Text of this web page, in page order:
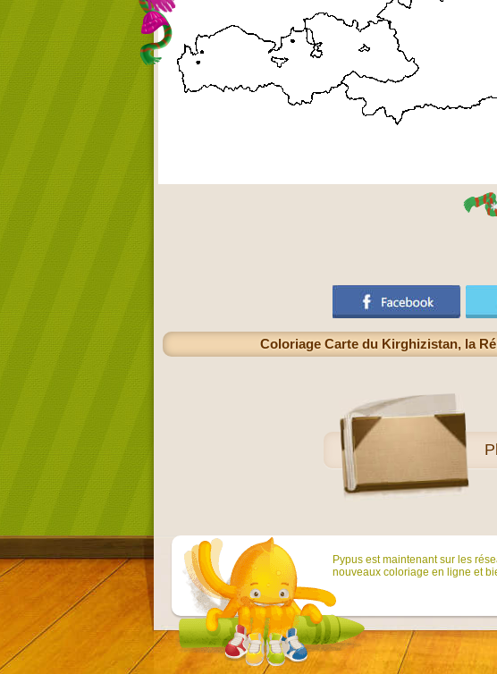
Coloriage Carte du Kirghizistan, la
Pypus est maintenant sur ​​les
nouveaux coloriage en ligne et